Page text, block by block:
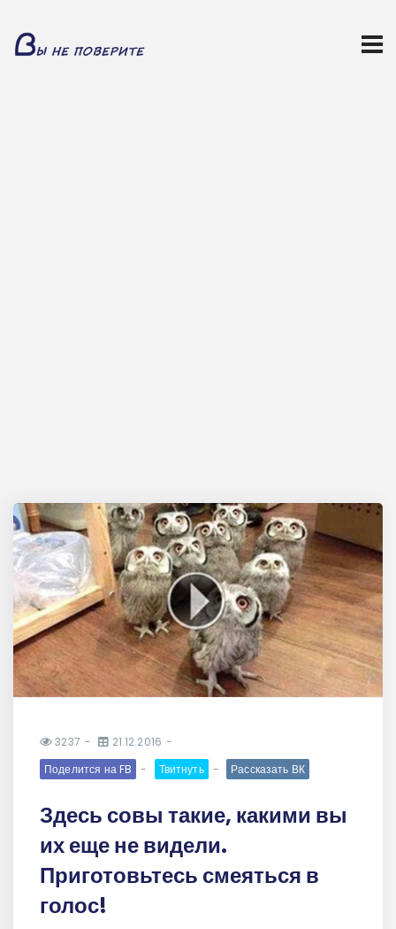
3237
21.12.2016
Поделится на FB
Твитнуть Рассказать ВК
Здесь совы такие, какими вы
их еще не видели.
Приготовьтесь смеяться в
голос!